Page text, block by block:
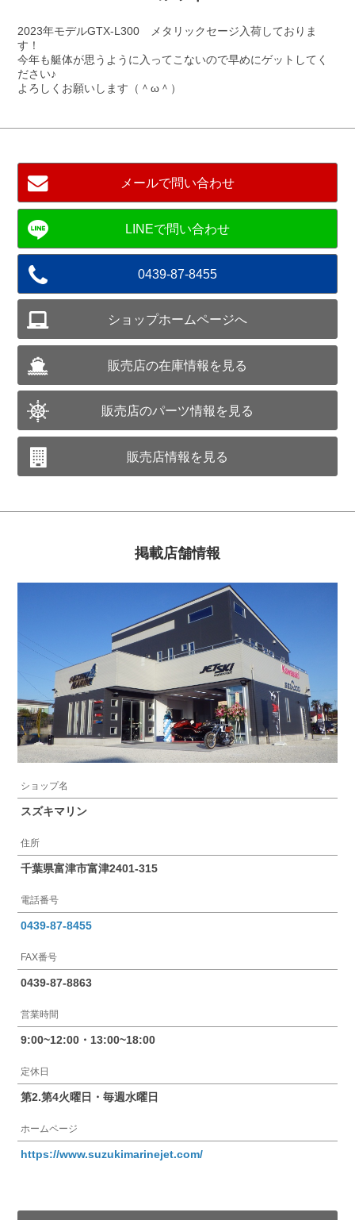
2023年モデルGTX-L300 メタリックセージ入荷しておりま
す！
今年も艇体が思うように入ってこないので早めにゲットしてく
ださい♪
よろしくお願いします（＾ω＾）
メールで問い合わせ
0439-87-8455
ショップホームページへ
販売店の在庫情報を見る
販売店のパーツ情報を見る
販売店情報を見る
掲載店舗情報
ショップ名
スズキマリン
住所
千葉県富津市富津2401-315
電話番号
0439-87-8455
FAX番号
0439-87-8863
営業時間
9:00~12:00・13:00~18:00
定休日
第2.第4火曜日・毎週水曜日
ホームページ
https://www.suzukimarinejet.com/